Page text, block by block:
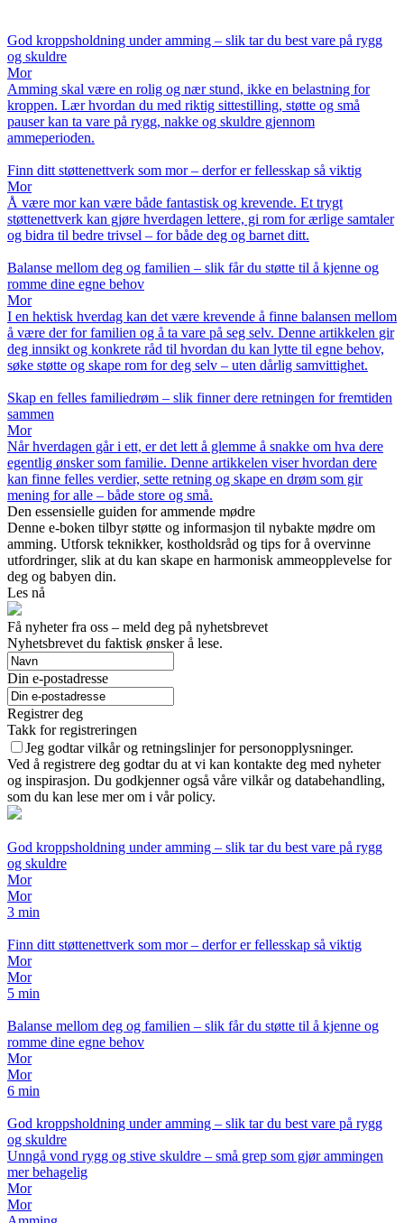
God kroppsholdning under amming – slik tar du best vare på rygg
og skuldre
Mor
Amming skal være en rolig og nær stund, ikke en belastning for
kroppen. Lær hvordan du med riktig sittestilling, støtte og små
pauser kan ta vare på rygg, nakke og skuldre gjennom
ammeperioden.
Finn ditt støttenettverk som mor – derfor er fellesskap så viktig
Mor
Å være mor kan være både fantastisk og krevende. Et trygt
støttenettverk kan gjøre hverdagen lettere, gi rom for ærlige samtaler
og bidra til bedre trivsel – for både deg og barnet ditt.
Balanse mellom deg og familien – slik får du støtte til å kjenne og
romme dine egne behov
Mor
I en hektisk hverdag kan det være krevende å finne balansen mellom
å være der for familien og å ta vare på seg selv. Denne artikkelen gir
deg innsikt og konkrete råd til hvordan du kan lytte til egne behov,
søke støtte og skape rom for deg selv – uten dårlig samvittighet.
Skap en felles familiedrøm – slik finner dere retningen for fremtiden
sammen
Mor
Når hverdagen går i ett, er det lett å glemme å snakke om hva dere
egentlig ønsker som familie. Denne artikkelen viser hvordan dere
kan finne felles verdier, sette retning og skape en drøm som gir
mening for alle – både store og små.
Den essensielle guiden for ammende mødre
Denne e-boken tilbyr støtte og informasjon til nybakte mødre om
amming. Utforsk teknikker, kostholdsråd og tips for å overvinne
utfordringer, slik at du kan skape en harmonisk ammeopplevelse for
deg og babyen din.
Les nå
Få nyheter fra oss – meld deg på nyhetsbrevet
Nyhetsbrevet du faktisk ønsker å lese.
Din e-postadresse
Registrer deg
Takk for registreringen
Jeg godtar vilkår og retningslinjer for personopplysninger.
Ved å registrere deg godtar du at vi kan kontakte deg med nyheter
og inspirasjon. Du godkjenner også våre vilkår og databehandling,
som du kan lese mer om i vår policy.
God kroppsholdning under amming – slik tar du best vare på rygg
og skuldre
Mor
Mor
3 min
Finn ditt støttenettverk som mor – derfor er fellesskap så viktig
Mor
Mor
5 min
Balanse mellom deg og familien – slik får du støtte til å kjenne og
romme dine egne behov
Mor
Mor
6 min
God kroppsholdning under amming – slik tar du best vare på rygg
og skuldre
Unngå vond rygg og stive skuldre – små grep som gjør ammingen
mer behagelig
Mor
Mor